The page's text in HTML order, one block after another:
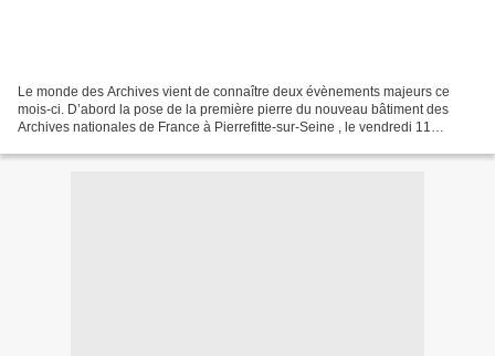
Le monde des Archives vient de connaître deux évènements majeurs ce
mois-ci. D’abord la pose de la première pierre du nouveau bâtiment des
Archives nationales de France à Pierrefitte-sur-Seine , le vendredi 11